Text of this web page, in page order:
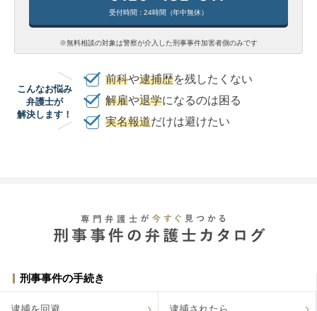
受付時間：24時間（年中無休）
※無料相談の対象は警察が介入した刑事事件加害者側のみです
こんなお悩み
弁護士が
解決します！
前科や逮捕歴を残したくない
解雇や退学になるのは困る
実名報道だけは避けたい
刑事事件の手続き